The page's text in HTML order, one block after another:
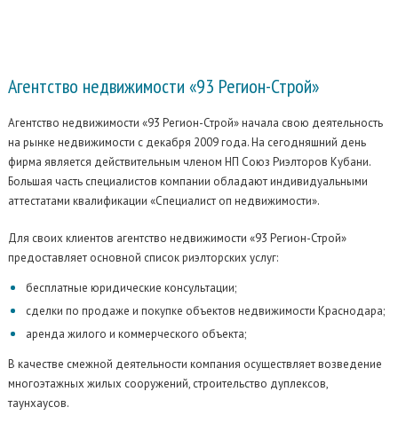
Агентство недвижимости «93 Регион-Строй»
Агентство недвижимости «93 Регион-Строй» начала свою деятельность
на рынке недвижимости с декабря 2009 года. На сегодняшний день
фирма является действительным членом НП Союз Риэлторов Кубани.
Большая часть специалистов компании обладают индивидуальными
аттестатами квалификации «Специалист оп недвижимости».
Для своих клиентов агентство недвижимости «93 Регион-Строй»
предоставляет основной список риэлторских услуг:
бесплатные юридические консультации;
сделки по продаже и покупке объектов недвижимости Краснодара;
аренда жилого и коммерческого объекта;
В качестве смежной деятельности компания осуществляет возведение
многоэтажных жилых сооружений, строительство дуплексов,
таунхаусов.